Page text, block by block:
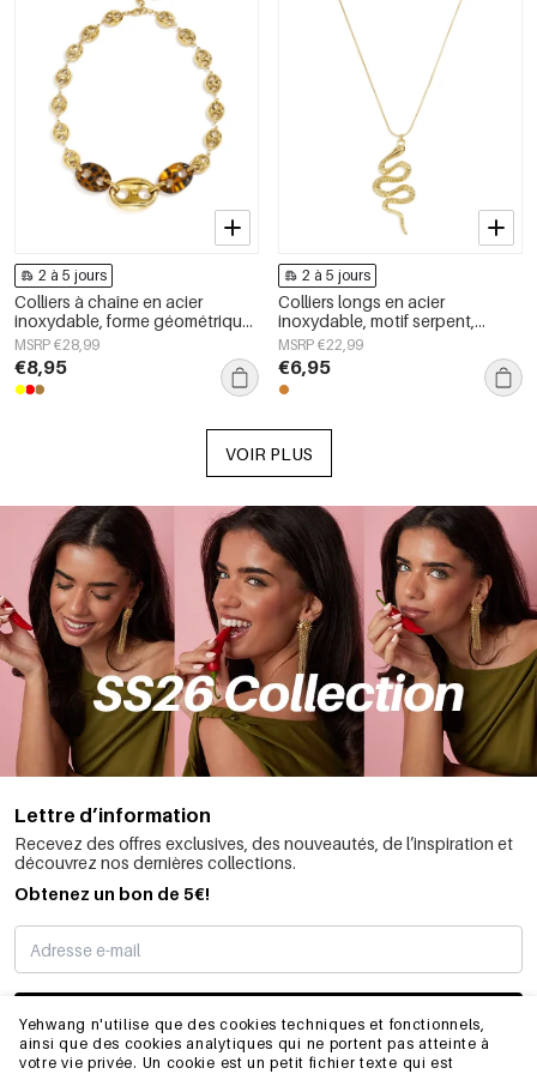
Yehwang n'utilise que des cookies techniques et fonctionnels,
ainsi que des cookies analytiques qui ne portent pas atteinte à
votre vie privée. Un cookie est un petit fichier texte qui est
2 à 5 jours
Colliers à chaîne en acier
inoxydable, forme géométrique,
collection simple pour le
quotidien, bijoux pour femmes
MSRP €28,99
€8,95
2 à 5 jours
Colliers longs en acier
inoxydable, motif serpent,
collection Daily Simple, bijoux
pour femmes
MSRP €22,99
€6,95
VOIR PLUS
Lettre d’information
Recevez des offres exclusives, des nouveautés, de l’inspiration et
découvrez nos dernières collections.
Obtenez un bon de 5€!
JE M’INSCRIS